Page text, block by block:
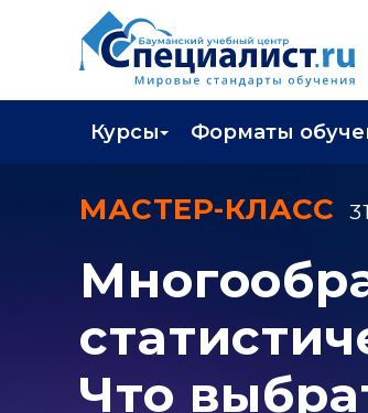
Курсы
Профессиональная переподготовка
Программа лояльности
Подарить сертификат на обучение
Форматы
МАСТЕР-КЛАСС
Что